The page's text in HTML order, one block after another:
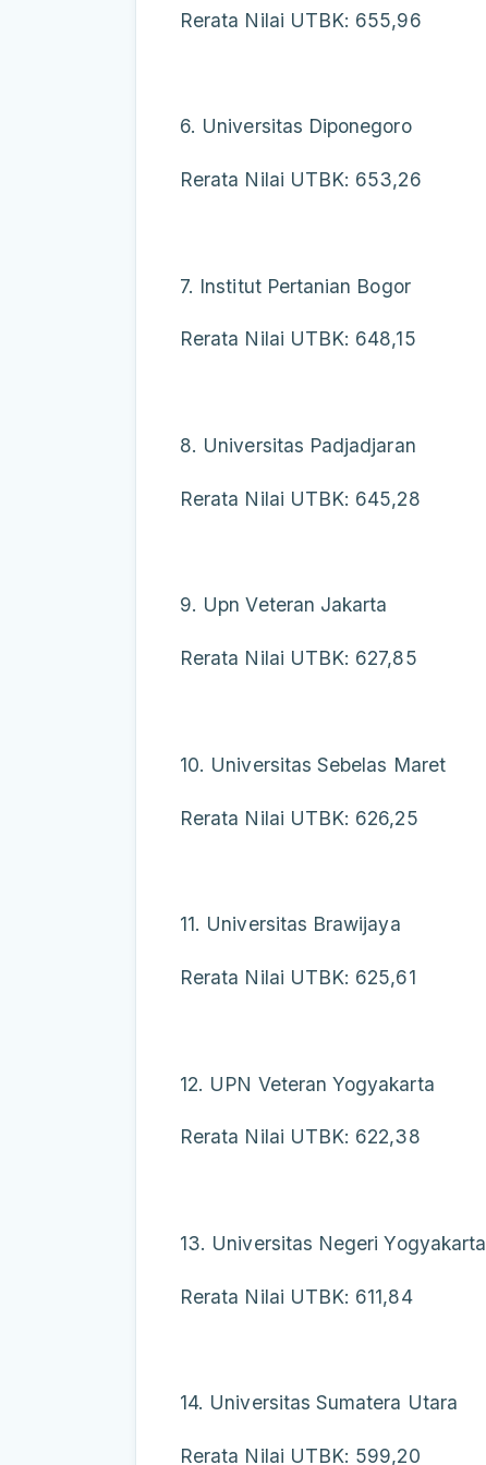
Rerata Nilai UTBK: 655,96
6. Universitas Diponegoro
Rerata Nilai UTBK: 653,26
7. Institut Pertanian Bogor
Rerata Nilai UTBK: 648,15
8. Universitas Padjadjaran
Rerata Nilai UTBK: 645,28
9. Upn Veteran Jakarta
Rerata Nilai UTBK: 627,85
10. Universitas Sebelas Maret
Rerata Nilai UTBK: 626,25
11. Universitas Brawijaya
Rerata Nilai UTBK: 625,61
12. UPN Veteran Yogyakarta
Rerata Nilai UTBK: 622,38
13. Universitas Negeri Yogyakarta
Rerata Nilai UTBK: 611,84
14. Universitas Sumatera Utara
Rerata Nilai UTBK: 599,20